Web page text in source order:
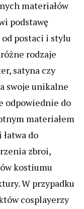
materiałów
podstawę
postaci i stylu
rodzaje
satyna czy
swoje unikalne
odpowiednie do
materiałem
do
zbroi,
kostiumu
W przypadku
cosplayerzy